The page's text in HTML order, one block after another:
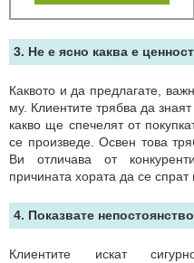
3. Не е ясно каква е
Каквото и да предлагате,
му. Клиентите трябва да
какво ще спечелят от
се произведе. Освен това
Ви отличава от
причината хората да се
4. Показвате
Клиентите искат